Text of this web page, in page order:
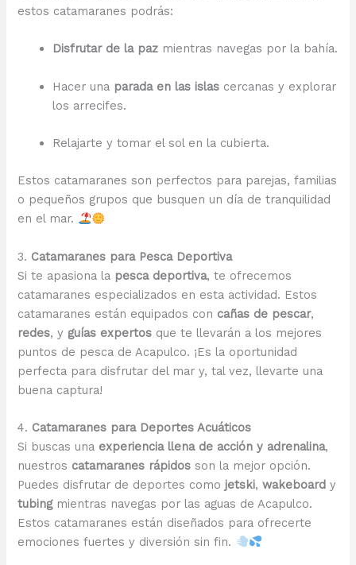
estos catamaranes podrás:
Disfrutar de la paz mientras navegas por la bahía.
Hacer una parada en las islas cercanas y explorar
los arrecifes.
Relajarte y tomar el sol en la cubierta.
Estos catamaranes son perfectos para parejas, familias
o pequeños grupos que busquen un día de tranquilidad
en el mar.
3. Catamaranes para Pesca Deportiva
Si te apasiona la pesca deportiva, te ofrecemos
catamaranes especializados en esta actividad. Estos
catamaranes están equipados con cañas de pescar,
redes, y guías expertos que te llevarán a los mejores
puntos de pesca de Acapulco. ¡Es la oportunidad
perfecta para disfrutar del mar y, tal vez, llevarte una
buena captura!
4. Catamaranes para Deportes Acuáticos
Si buscas una experiencia llena de acción y adrenalina,
nuestros catamaranes rápidos son la mejor opción.
Puedes disfrutar de deportes como jetski,wakeboard y
tubingmientras navegas por las aguas de Acapulco.
Estos catamaranes están diseñados para ofrecerte
emociones fuertes y diversión sin fin.